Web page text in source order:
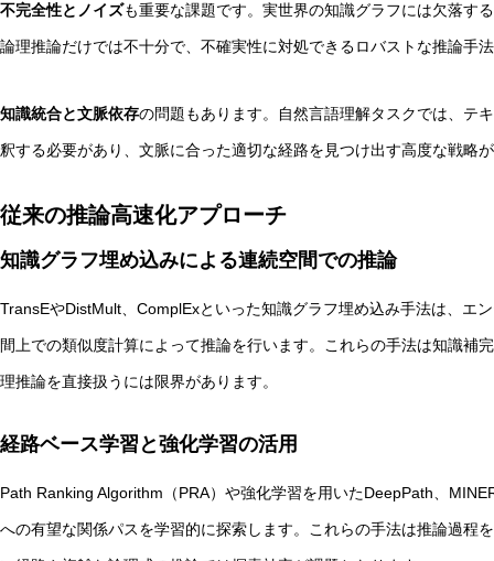
不完全性とノイズも重要な課題です。実世界の知識グラフには欠落す
論理推論だけでは不十分で、不確実性に対処できるロバストな推論手
知識統合と文脈依存の問題もあります。自然言語理解タスクでは、テ
釈する必要があり、文脈に合った適切な経路を見つけ出す高度な戦略
従来の推論高速化アプローチ
知識グラフ埋め込みによる連続空間での推論
TransEやDistMult、ComplExといった知識グラフ埋め込み手法は、エ
間上での類似度計算によって推論を行います。これらの手法は知識補
理推論を直接扱うには限界があります。
経路ベース学習と強化学習の活用
Path Ranking Algorithm（PRA）や強化学習を用いたDeepPath、
への有望な関係パスを学習的に探索します。これらの手法は推論過程